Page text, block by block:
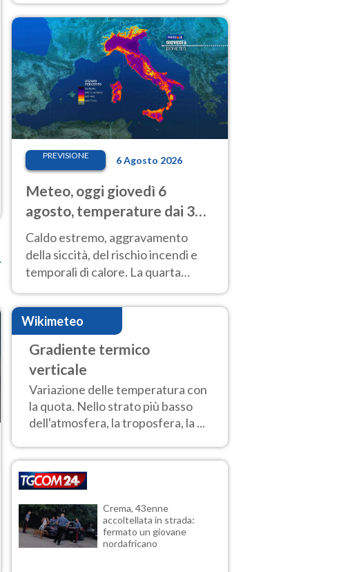
Nord.
PREVISIONE 6 Agosto 2026
Meteo, oggi giovedì 6
agosto, temperature dai 33
ai 40 gradi
Caldo estremo, aggravamento
della siccità, del rischio incendi e
temporali di calore. La quarta
tregua e durerà fino Ferragosto
Wikimeteo
Gradiente termico
verticale
Variazione delle temperatura con
la quota. Nello strato più basso
dell'atmosfera, la troposfera, la ...
Crema, 43enne
accoltellata in strada:
fermato un giovane
nordafricano